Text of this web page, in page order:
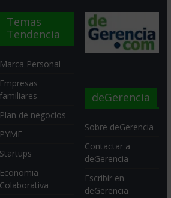
Temas
Tendencia
Marca Personal
Empresas
familiares
Plan de negocios
PYME
Startups
Economia
Colaborativa
deGerencia
Sobre deGerencia
Contactar a
deGerencia
Escribir en
deGerencia